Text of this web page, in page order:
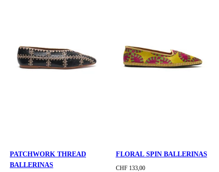
PATCHWORK THREAD
BALLERINAS
FLORAL SPIN BALLERINAS
CHF 133,00